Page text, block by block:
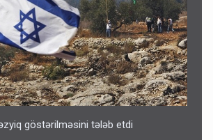
göstərilməsini tələb etdi